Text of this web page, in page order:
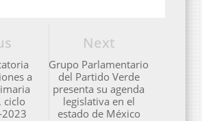
Next
Grupo Parlamentario
del Partido Verde
presenta su agenda
legislativa en el
estado de México
a
ciclo